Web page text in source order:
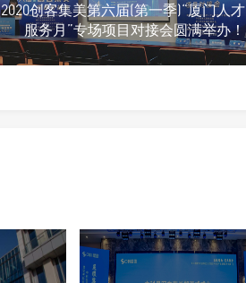
2020创客集美第六届(第一季)“厦门人才
服务月”专场项目对接会圆满举办！